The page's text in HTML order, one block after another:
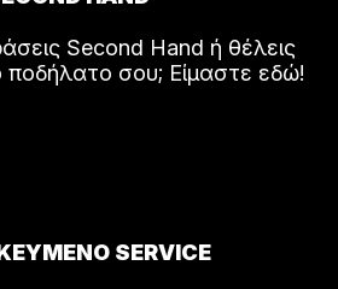
Second Hand ή θέλεις
ποδήλατο σου; Είμαστε εδώ!
SERVICE